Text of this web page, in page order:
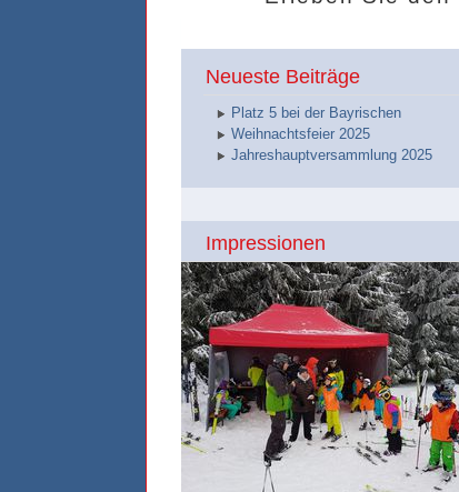
Neueste Beiträge
Platz 5 bei der Bayrischen
Weihnachtsfeier 2025
Jahreshauptversammlung 2025
Impressionen